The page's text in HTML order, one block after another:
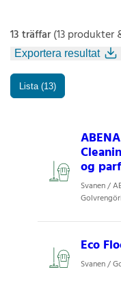
13 träffar(13 produkter
Exportera resultat
Lista (13)
og
Svanen /
Eco
Svanen /